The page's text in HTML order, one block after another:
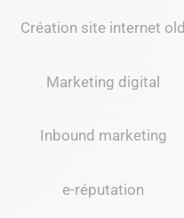
Création site internet old
Marketing digital
Inbound marketing
e-réputation